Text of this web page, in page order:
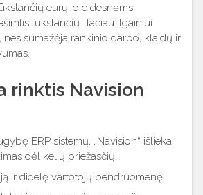
eurų, o didesnėms
tūkstančių. Tačiau ilgainiui
nes sumažėja rankinio darbo, klaidų ir
rinktis Navision
ERP sistemų, „Navision“ išlieka
dėl kelių priežasčių:
ir didelę vartotojų bendruomenę;